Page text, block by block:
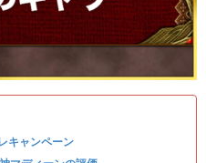
キャンペーン